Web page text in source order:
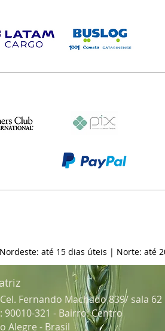
até 15 dias úteis | Norte: até
Fernando Machado 839/ sala 62
90010-321 - Bairro: Centro
Alegre - Brasil